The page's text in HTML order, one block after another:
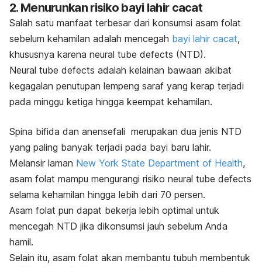
2. Menurunkan risiko bayi lahir cacat
Salah satu manfaat terbesar dari konsumsi asam folat
sebelum kehamilan adalah mencegah bayi lahir cacat,
khususnya karena neural tube defects (NTD).
Neural tube defects adalah kelainan bawaan akibat
kegagalan penutupan lempeng saraf yang kerap terjadi
pada minggu ketiga hingga keempat kehamilan.
Spina bifida dan anensefali merupakan dua jenis NTD
yang paling banyak terjadi pada bayi baru lahir.
Melansir laman New York State Department of Health,
asam folat mampu mengurangi risiko neural tube defects
selama kehamilan hingga lebih dari 70 persen.
Asam folat pun dapat bekerja lebih optimal untuk
mencegah NTD jika dikonsumsi jauh sebelum Anda
hamil.
Selain itu, asam folat akan membantu tubuh membentuk